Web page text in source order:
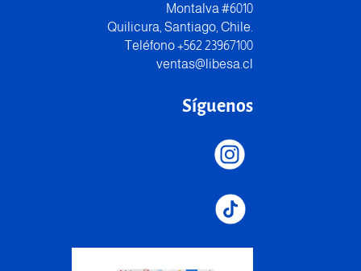
Montalva #6010
Quilicura, Santiago, Chile.
Teléfono +562 23967100
ventas@libesa.cl
Síguenos